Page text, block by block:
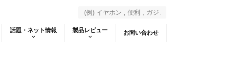
話題・ネット情報 製品レビュー お問い合わせ